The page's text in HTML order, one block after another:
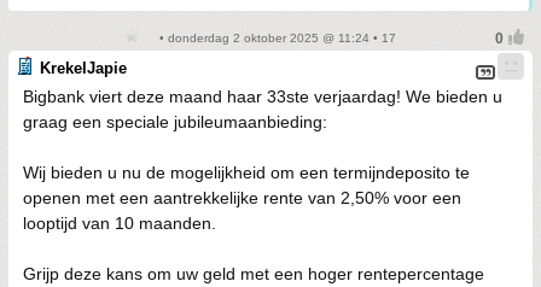
• donderdag 2 oktober 2025 @ 11:24 • 17
KrekelJapie
Bigbank viert deze maand haar 33ste verjaardag! We bieden u
graag een speciale jubileumaanbieding:
Wij bieden u nu de mogelijkheid om een ​​termijndeposito te
openen met een aantrekkelijke rente van 2,50% voor een
looptijd van 10 maanden.
Grijp deze kans om uw geld met een hoger rentepercentage